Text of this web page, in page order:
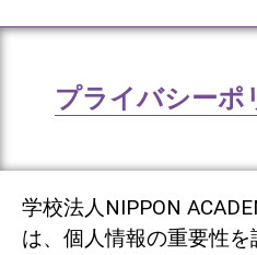
プライバシーポ
学校法人NIPPON
は、個人情報の重要性